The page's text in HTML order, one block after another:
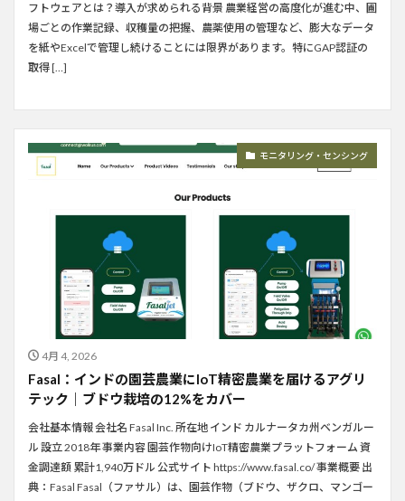
フトウェアとは？導入が求められる背景 農業経営の高度化が進む中、圃
場ごとの作業記録、収穫量の把握、農薬使用の管理など、膨大なデータ
を紙やExcelで管理し続けることには限界があります。特にGAP認証の
取得 […]
モニタリング・センシング
4月 4, 2026
Fasal：インドの園芸農業にIoT精密農業を届けるアグリ
テック｜ブドウ栽培の12%をカバー
会社基本情報 会社名 Fasal Inc. 所在地 インド カルナータカ州ベンガルー
ル 設立 2018年 事業内容 園芸作物向けIoT精密農業プラットフォーム 資
金調達額 累計1,940万ドル 公式サイト https://www.fasal.co/ 事業概要 出
典：Fasal Fasal（ファサル）は、園芸作物（ブドウ、ザクロ、マンゴー